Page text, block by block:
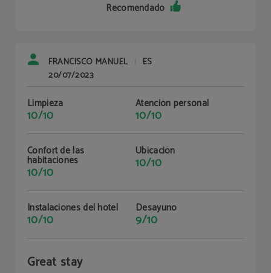
Recomendado
FRANCISCO MANUEL |
ES
20/07/2023
Limpieza
10/10
Atención personal
10/10
Confort de las
habitaciones
10/10
Ubicación
10/10
Instalaciones del hotel
10/10
Desayuno
9/10
Great stay